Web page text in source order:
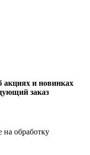
и новинках
заказ
на обработку